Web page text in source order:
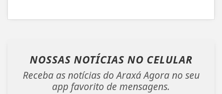
NOSSAS NOTÍCIAS NO CELULAR
Receba as notícias do Araxá Agora no seu
app favorito de mensagens.